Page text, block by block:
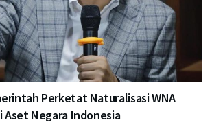
Perketat Naturalisasi WNA
Negara Indonesia